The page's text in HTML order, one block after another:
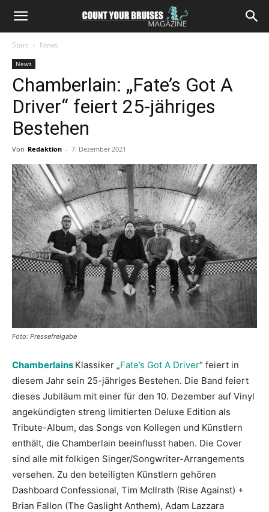
Start News
News
Chamberlain: „Fate’s Got A
Driver“ feiert 25-jähriges
Bestehen
Von Redaktion - 7. Dezember 2021
Foto: Pressefreigabe
Chamberlains Klassiker „Fate’s Got A Driver“ feiert in
diesem Jahr sein 25-jähriges Bestehen. Die Band feiert
dieses Jubiläum mit einer für den 10. Dezember auf Vinyl
angekündigten streng limitierten Deluxe Edition als
Tribute-Album, das Songs von Kollegen und Künstlern
enthält, die Chamberlain beeinflusst haben. Die Cover
sind alle mit folkigen Singer/Songwriter-Arrangements
versehen. Zu den beteiligten Künstlern gehören
Dashboard Confessional, Tim McIlrath (Rise Against) +
Brian Fallon (The Gaslight Anthem), Adam Lazzara